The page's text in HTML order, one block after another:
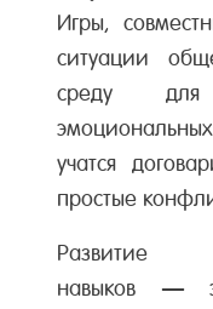
Игры,
ситуации
среду для
учатся
простые
Развитие
навыков —